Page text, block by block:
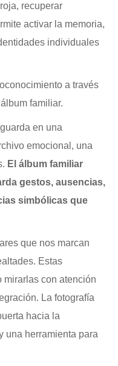
recuperar
activar la memoria,
individuales
a través
familiar.
en una
emocional, una
El álbum familiar
gestos, ausencias,
simbólicas que
que nos marcan
Estas
mirarlas con atención
La fotografía
hacia la
una herramienta para